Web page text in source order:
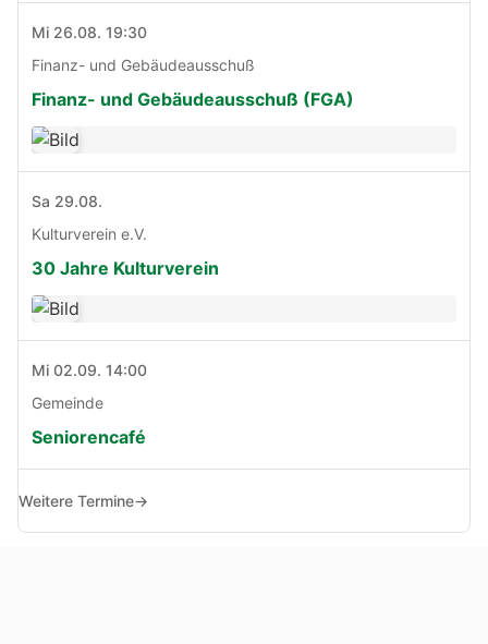
Mi 26.08. 19:30
Finanz- und Gebäudeausschuß
Finanz- und Gebäudeausschuß (FGA)
Sa 29.08.
Kulturverein e.V.
30 Jahre Kulturverein
Mi 02.09. 14:00
Gemeinde
Seniorencafé
Weitere Termine→